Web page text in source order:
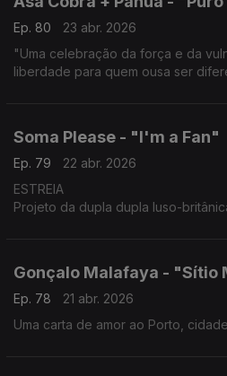
Ep. 80
23 abr. 2026
"Uma celebração da força e da
liberdade para quem ousa ser
Soma Please - "I'm a Fan"
Ep. 79
22 abr. 2026
ESTREIA
Projeto da dupla dupla luso-
Gonçalo Malafaya - "Sítio
Ep. 78
21 abr. 2026
Uma carta de amor ao Porto,